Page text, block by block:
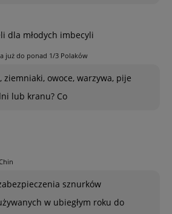
dla młodych imbecyli
już do ponad 1/3 Polaków
ziemniaki, owoce, warzywa, pije
lub kranu? Co
sznurków
w ubiegłym roku do